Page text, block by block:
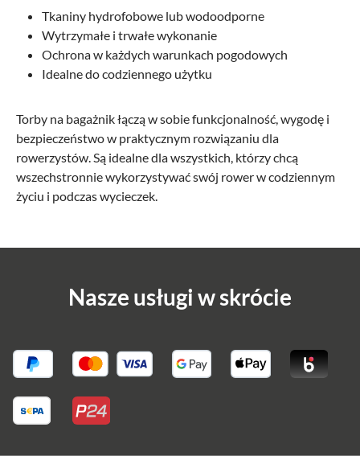
Tkaniny hydrofobowe lub wodoodporne
Wytrzymałe i trwałe wykonanie
Ochrona w każdych warunkach pogodowych
Idealne do codziennego użytku
Torby na bagażnik łączą w sobie funkcjonalność, wygodę i
bezpieczeństwo w praktycznym rozwiązaniu dla
rowerzystów. Są idealne dla wszystkich, którzy chcą
wszechstronnie wykorzystywać swój rower w codziennym
życiu i podczas wycieczek.
Nasze usługi w skrócie